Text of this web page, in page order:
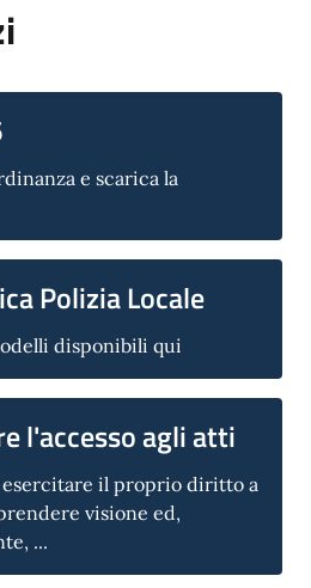
e scarica la
Polizia Locale
disponibili qui
l'accesso agli atti
esercitare il proprio diritto a
visione ed,
...